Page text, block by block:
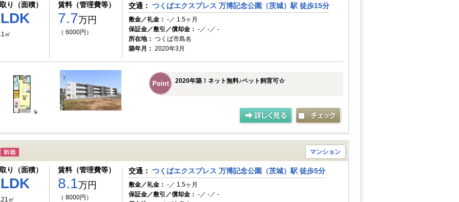
り（面積）
㎡
賃料（管理費等）
7.7万円
（ 6000円）
交通： つくばエクスプレス 万博記念公園（茨城）駅 徒歩15分
敷金／礼金： -／ 1.5ヶ月
保証金／敷引／償却金： -／ -／ -
所在地： つくば市島名
築年月： 2020年3月
2020年築！ネット無料♪ペット飼育可☆
マンション
り（面積）
㎡
賃料（管理費等）
8.1万円
（ 8000円）
交通： つくばエクスプレス 万博記念公園（茨城）駅 徒歩5分
敷金／礼金： -／ 1.5ヶ月
保証金／敷引／償却金： -／ -／ -